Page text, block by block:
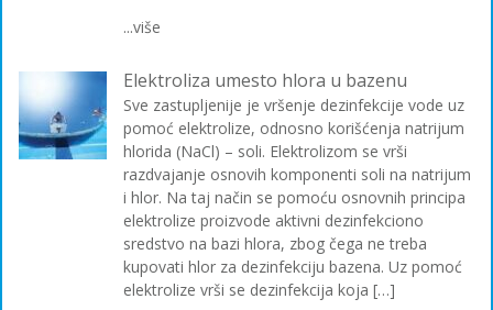
...više
Elektroliza umesto hlora u bazenu
Sve zastupljenije je vršenje dezinfekcije vode uz
pomoć elektrolize, odnosno korišćenja natrijum
hlorida (NaCl) – soli. Elektrolizom se vrši
razdvajanje osnovih komponenti soli na natrijum
i hlor. Na taj način se pomoću osnovnih principa
elektrolize proizvode aktivni dezinfekciono
sredstvo na bazi hlora, zbog čega ne treba
kupovati hlor za dezinfekciju bazena. Uz pomoć
elektrolize vrši se dezinfekcija koja […]